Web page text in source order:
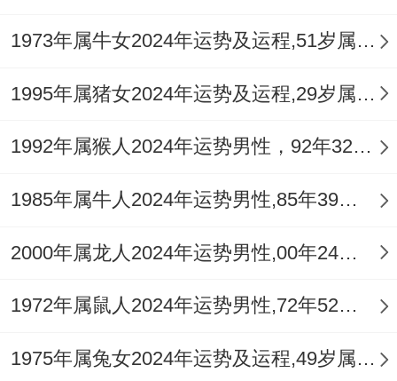
1973年属牛女2024年运势及运程,51岁属牛人2024全年每月运势女性如何
1995年属猪女2024年运势及运程,29岁属猪人2024全年每月运势女性如何
1992年属猴人2024年运势男性，92年32岁属猴男2024年每月运程怎么样
1985年属牛人2024年运势男性,85年39岁属牛男2024年每月运程怎么样
2000年属龙人2024年运势男性,00年24岁属龙男2024年每月运程怎么样
1972年属鼠人2024年运势男性,72年52岁属鼠男2024年每月运程怎么样
1975年属兔女2024年运势及运程,49岁属兔人2024全年每月运势女性如何